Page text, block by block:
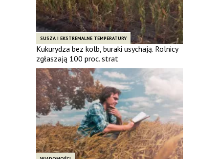
SUSZA I EKSTREMALNE TEMPERATURY
Kukurydza bez kolb, buraki usychają. Rolnicy
zgłaszają 100 proc. strat